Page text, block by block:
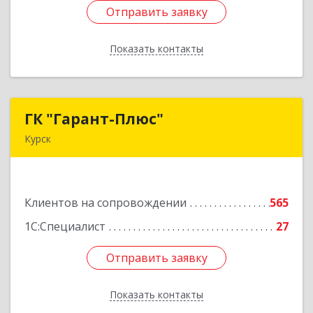
Отправить заявку
Показать контакты
Отправить заявку
Назад
ГК "Гарант-Плюс"
Курск
Клиентов на сопровождении
565
1С:Специалист
27
Отправить заявку
Показать контакты
ГК "Гарант-Плюс"
Подробнее
Отправить заявку
Назад